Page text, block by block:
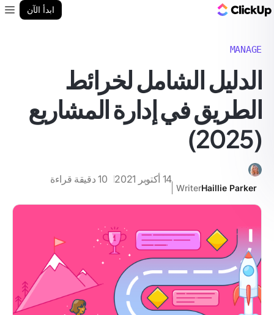
ابدأ الآن
MANAGE
الدليل الشامل لخرائط
الطريق في إدارة المشاريع
(2025)
Haillie Parker
Writer
14 أكتوبر 2021 10 دقيقة قراءة